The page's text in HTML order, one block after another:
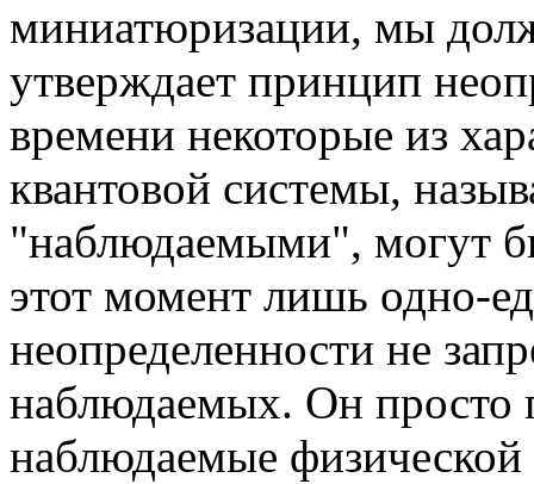
миниатюризации, мы
утверждает принцип
времени некоторые из
квантовой системы,
"наблюдаемыми", могут
этот момент лишь одно-
неопределенности не
наблюдаемых. Он просто
наблюдаемые